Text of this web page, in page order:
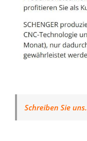
Schreiben Sie uns.